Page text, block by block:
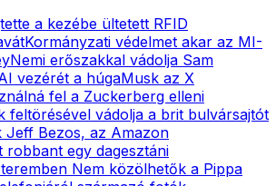
a kezébe ültetett RFID
Kormányzati védelmet akar az MI-
Nemi erőszakkal vádolja Sam
vezérét a húgaMusk az X
fel a Zuckerberg elleni
feltörésével vádolja a brit bulvársajtót
Jeff Bezos, az Amazon
robbant egy dagesztáni
Nem közölhetők a Pippa